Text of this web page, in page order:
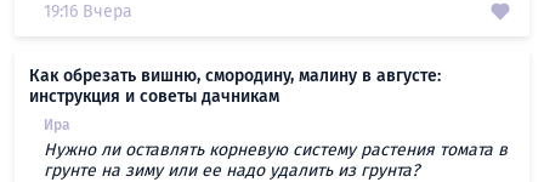
19:16 Вчера
Как обрезать вишню, смородину, малину в августе:
инструкция и советы дачникам
Ира
Нужно ли оставлять корневую систему растения томата в
грунте на зиму или ее надо удалить из грунта?